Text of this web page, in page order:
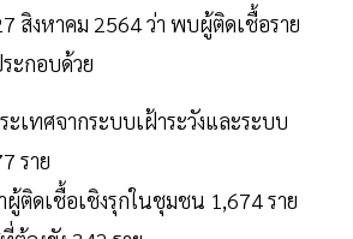
สิงหาคม 2564 ว่า พบผู้ติดเชื้อราย
ะกอบด้วย
เทศจากระบบเฝ้าระวังและระบบ
ราย
ติดเชื้อเชิงรุกในชุมชน 1,674 ราย